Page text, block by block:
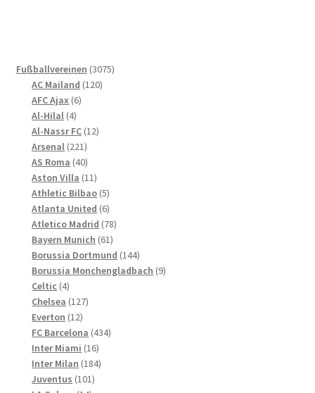
Fußballvereinen 30753075
AC Mailand 120120
AFC Ajax 66
Al-Hilal 44
Produkte
Al-Nassr FC 1212
Arsenal 221221
Produkte
AS Roma 4040
Produkte
Aston Villa 1111
Produkte
Athletic Bilbao 55
Produkte
Atlanta United 66
Produkte
Atletico Madrid 7878
Bayern Munich 6161
Produkte
Borussia Dortmund 144144
Produkte
Borussia Monchengladbach 99
Celtic 44
Produkte
Chelsea 127127
Everton 1212
Produkte
FC Barcelona 434434
Inter Miami 1616
Produkte
Inter Milan 184184
Juventus 101101